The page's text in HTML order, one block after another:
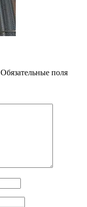
Обязательные поля